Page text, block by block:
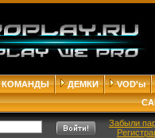
КОМАНДЫ ДЕМКИ
VOD'ы
Забыли